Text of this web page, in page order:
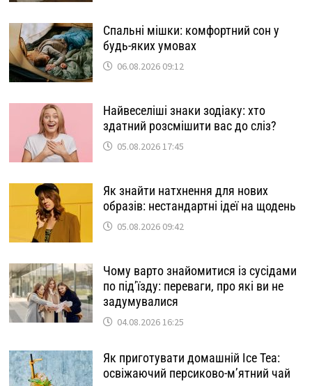
Спальні мішки: комфортний сон у
будь-яких умовах
06.08.2026 09:12
Найвеселіші знаки зодіаку: хто
здатний розсмішити вас до сліз?
05.08.2026 17:45
Як знайти натхнення для нових
образів: нестандартні ідеї на щодень
05.08.2026 09:42
Чому варто знайомитися із сусідами
по під’їзду: переваги, про які ви не
задумувалися
04.08.2026 16:25
Як приготувати домашній Ice Tea:
освіжаючий персиково-м’ятний чай